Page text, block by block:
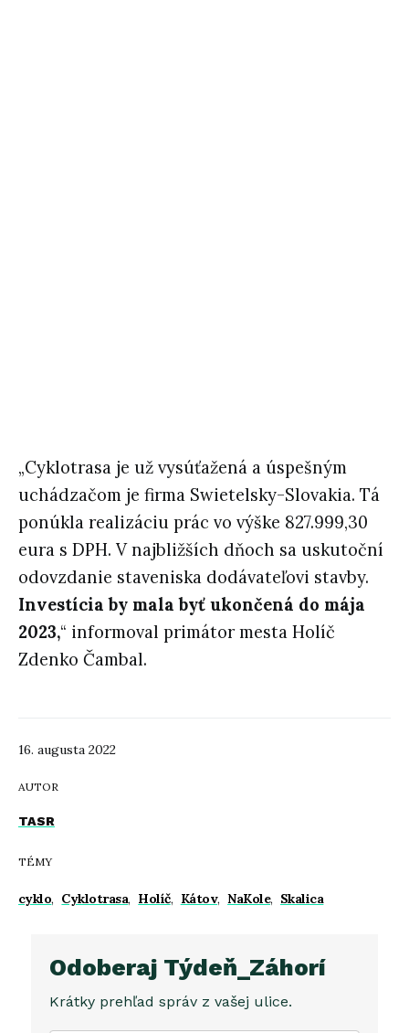
16. augusta 2022
AUTOR
TASR
TÉMY
cyklo, Cyklotrasa, Holíč, Kátov, NaKole, Skalica
„Cyklotrasa je už vysúťažená a úspešným
uchádzačom je firma Swietelsky-Slovakia. Tá
ponúkla realizáciu prác vo výške 827.999,30
eura s DPH. V najbližších dňoch sa uskutoční
odovzdanie staveniska dodávateľovi stavby.
Investícia by mala byť ukončená do mája
2023,“ informoval primátor mesta Holíč
Zdenko Čambal.
Odoberaj Týdeň_Záhorí
Krátky prehľad správ z vašej ulice.